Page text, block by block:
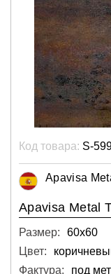
Код товара: S-
Apavisa
Apavisa Metal
Размер:
60х60
Цвет:
Фактура:
под